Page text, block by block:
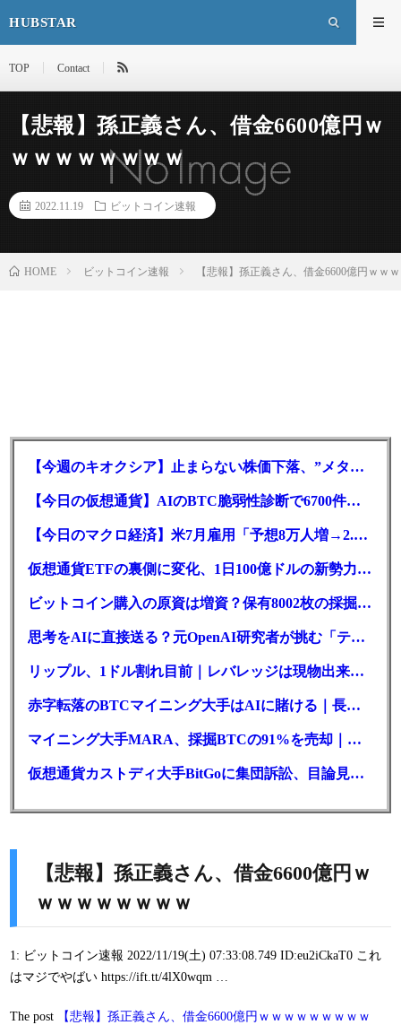
HUBSTAR
TOP Contact
【悲報】孫正義さん、借金6600億円ｗ
ｗｗｗｗｗｗｗｗ
2022.11.19 ビットコイン速報
HOME ビットコイン速報 【悲報】孫正義さん、借金6600億円ｗｗ
【今週のキオクシア】止まらない株価下落、”メタプラネット化”の指摘は本当？
【今日の仮想通貨】AIのBTC脆弱性診断で6700件の指摘。赤字マイニング企業はAIに賭ける
【今日のマクロ経済】米7月雇用「予想8万人増→2.3万人減」で利上げ観測後退
仮想通貨ETFの裏側に変化、1日100億ドルの新勢力がSEC登録
ビットコイン購入の原資は増資？保有8002枚の採掘企業の実態とは
思考をAIに直接送る？元OpenAI研究者が挑む「テレパシー」開発とは
リップル、1ドル割れ目前｜レバレッジは現物出来高の6倍超
赤字転落のBTCマイニング大手はAIに賭ける｜長期負債17.8億ドル
マイニング大手MARA、採掘BTCの91%を売却｜純損失6億ドル
仮想通貨カストディ大手BitGoに集団訴訟、目論見書が争点に
【悲報】孫正義さん、借金6600億円ｗ
ｗｗｗｗｗｗｗｗ
1: ビットコイン速報 2022/11/19(土) 07:33:08.749 ID:eu2iCkaT0 これ
はマジでやばい https://ift.tt/4lX0wqm …
The post
【悲報】孫正義さん、借金6600億円ｗｗｗｗｗｗｗｗｗ